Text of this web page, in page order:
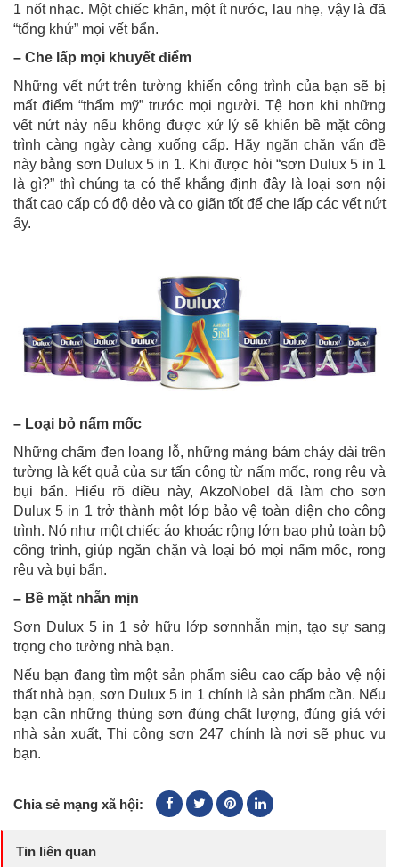
1 nốt nhạc. Một chiếc khăn, một ít nước, lau nhẹ, vậy là đã
“tống khứ” mọi vết bẩn.
– Che lấp mọi khuyết điểm
Những vết nứt trên tường khiến công trình của bạn sẽ bị
mất điểm “thẩm mỹ” trước mọi người. Tệ hơn khi những
vết nứt này nếu không được xử lý sẽ khiến bề mặt công
trình càng ngày càng xuống cấp. Hãy ngăn chặn vấn đề
này bằng sơn Dulux 5 in 1. Khi được hỏi “sơn Dulux 5 in 1
là gì?” thì chúng ta có thể khẳng định đây là loại sơn nội
thất cao cấp có độ dẻo và co giãn tốt để che lấp các vết nứt
ấy.
– Loại bỏ nấm mốc
Những chấm đen loang lỗ, những mảng bám chảy dài trên
tường là kết quả của sự tấn công từ nấm mốc, rong rêu và
bụi bẩn. Hiểu rõ điều này, AkzoNobel đã làm cho sơn
Dulux 5 in 1 trở thành một lớp bảo vệ toàn diện cho công
trình. Nó như một chiếc áo khoác rộng lớn bao phủ toàn bộ
công trình, giúp ngăn chặn và loại bỏ mọi nấm mốc, rong
rêu và bụi bẩn.
– Bề mặt nhẵn mịn
Sơn Dulux 5 in 1 sở hữu lớp sơnnhẵn mịn, tạo sự sang
trọng cho tường nhà bạn.
Nếu bạn đang tìm một sản phẩm siêu cao cấp bảo vệ nội
thất nhà bạn, sơn Dulux 5 in 1 chính là sản phẩm cần. Nếu
bạn cần những thùng sơn đúng chất lượng, đúng giá với
nhà sản xuất, Thi công sơn 247 chính là nơi sẽ phục vụ
bạn.
Chia sẻ mạng xã hội:
Tin liên quan